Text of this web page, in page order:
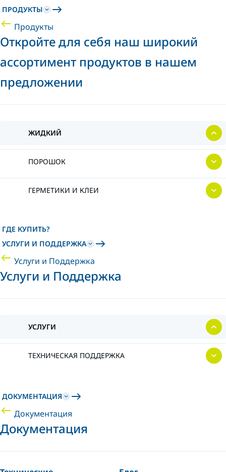
ПРОДУКТЫ
Продукты
Откройте для себя наш широкий
ассортимент продуктов в нашем
предложении
ЖИДКИЙ
ПОРОШОК
ГЕРМЕТИКИ И КЛЕИ
ГДЕ КУПИТЬ?
УСЛУГИ И ПОДДЕРЖКА
Услуги и Поддержка
Услуги и Поддержка
УСЛУГИ
ТЕХНИЧЕСКАЯ ПОДДЕРЖКА
ДОКУМЕНТАЦИЯ
Документация
Документация